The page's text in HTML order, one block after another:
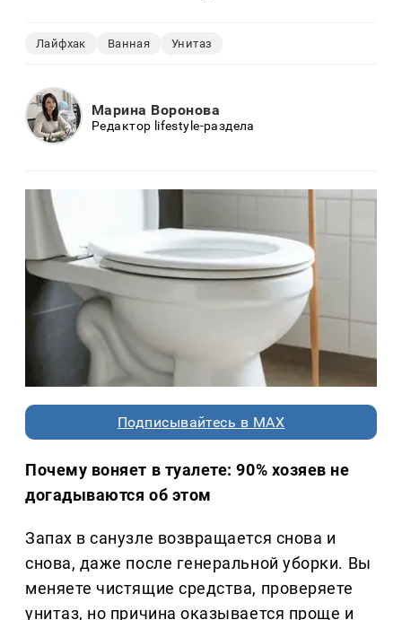
Лайфхак Ванная Унитаз
Марина Воронова
Редактор lifestyle-раздела
Подписывайтесь в MAX
Почему воняет в туалете: 90% хозяев не
догадываются об этом
Запах в санузле возвращается снова и
снова, даже после генеральной уборки. Вы
меняете чистящие средства, проверяете
унитаз, но причина оказывается проще и